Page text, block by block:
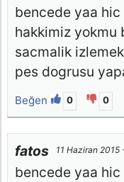
bencede yaa
hakkimiz yokmu
sacmalik
pes dogrusu
Beğen 0 0
fatos 11 Haziran 2015
bencede yaa